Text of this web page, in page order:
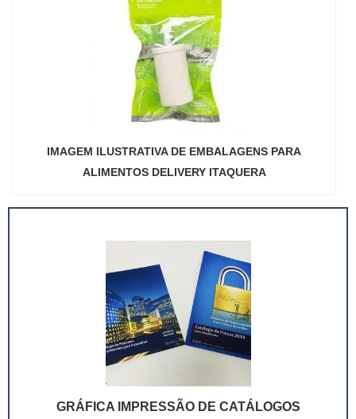
IMAGEM ILUSTRATIVA DE EMBALAGENS PARA
ALIMENTOS DELIVERY ITAQUERA
GRÁFICA IMPRESSÃO DE CATÁLOGOS